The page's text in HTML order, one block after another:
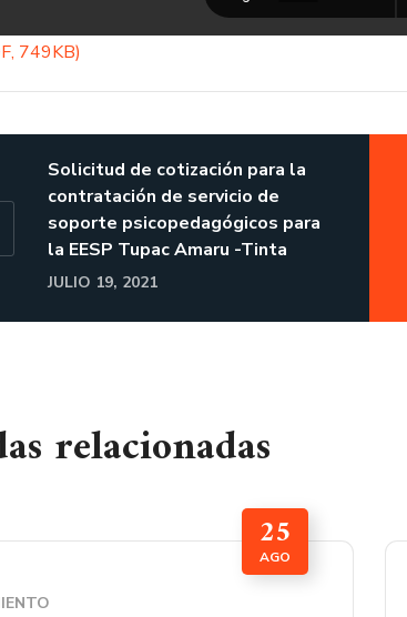
749KB)
Solicitud de cotización para la
contratación de servicio de
soporte psicopedagógicos para
la EESP Tupac Amaru -Tinta
JULIO 19, 2021
relacionadas
25
AGO